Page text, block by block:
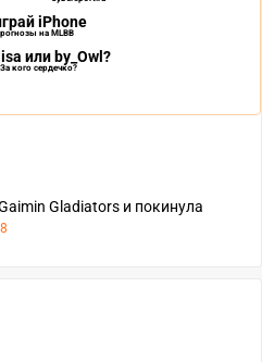
iPhone
на MLBB
или by_Owl?
За кого сердечко?
Gladiators и покинула